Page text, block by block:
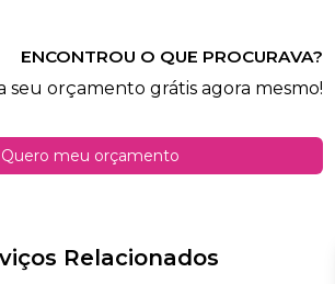
ENCONTROU O QUE PROCURAVA?
seu orçamento grátis agora mesmo!
Quero meu orçamento
Relacionados